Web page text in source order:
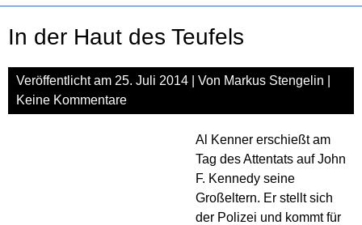
als
In der Haut des Teufels
Veröffentlicht am 25. Juli 2014 | Von Markus Stengelin
Keine Kommentare
Al Kenner erschießt am
Tag des Attentats auf John
F. Kennedy seine
Großeltern. Er stellt sich
der Polizei und kommt für